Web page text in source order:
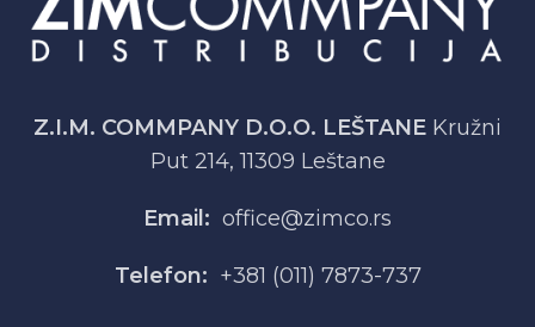
Z.I.M. COMMPANY D.O.O. LEŠTANE Kružni
Put 214, 11309 Leštane
Email: office@zimco.rs
Telefon: +381 (011) 7873-737